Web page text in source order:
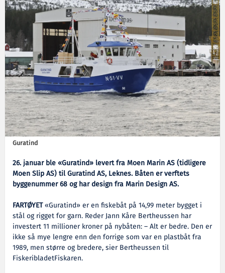
Guratind
26. januar ble «Guratind» levert fra Moen Marin AS (tidligere
Moen Slip AS) til Guratind AS, Leknes. Båten er verftets
byggenummer 68 og har design fra Marin Design AS.
FARTØYET«Guratind» er en fiskebåt på 14,99 meter bygget i
stål og rigget for garn. Reder Jann Kåre Bertheussen har
investert 11 millioner kroner på nybåten: – Alt er bedre. Den er
ikke så mye lengre enn den forrige som var en plastbåt fra
1989, men større og bredere, sier Bertheussen til
FiskeribladetFiskaren.